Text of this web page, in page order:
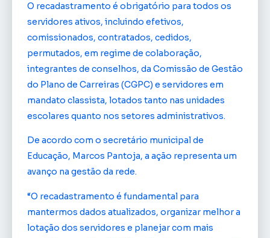
O recadastramento é obrigatório para todos os
servidores ativos, incluindo efetivos,
comissionados, contratados, cedidos,
permutados, em regime de colaboração,
integrantes de conselhos, da Comissão de Gestão
do Plano de Carreiras (CGPC) e servidores em
mandato classista, lotados tanto nas unidades
escolares quanto nos setores administrativos.
De acordo com o secretário municipal de
Educação, Marcos Pantoja, a ação representa um
avanço na gestão da rede.
“O recadastramento é fundamental para
mantermos dados atualizados, organizar melhor a
lotação dos servidores e planejar com mais